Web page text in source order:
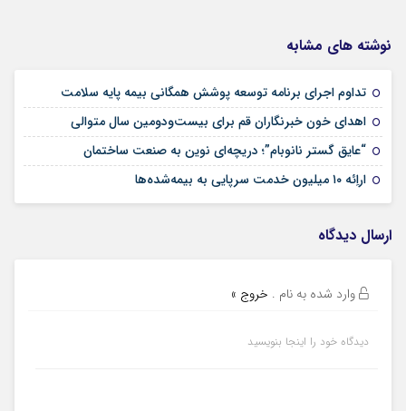
نوشته های مشابه
تداوم اجرای برنامه توسعه پوشش همگانی بیمه پایه سلامت
اهدای خون خبرنگاران قم برای بیست‌ودومین سال متوالی
“عایق گستر نانوبام”؛ دریچه‌ای نوین به صنعت ساختمان
اراِئه ۱۰ میلیون خدمت سرپایی به بیمه‌شده‌ها
ارسال دیدگاه
وارد شده به نام . خروج »
دیدگاه خود را اینجا بنویسید